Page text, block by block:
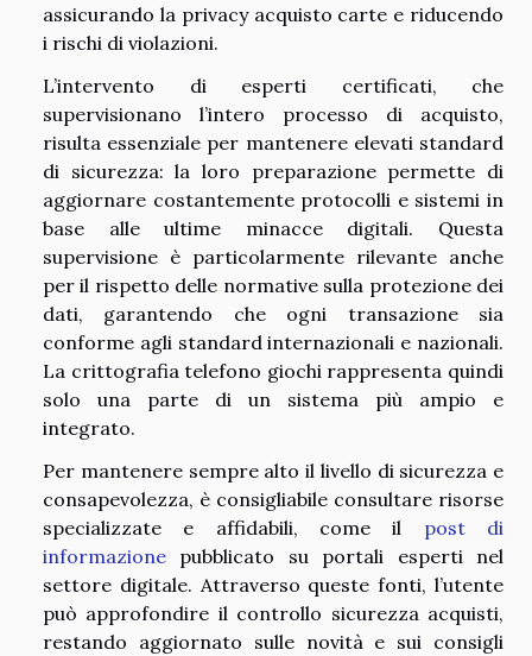
assicurando la privacy acquisto carte e riducendo
i rischi di violazioni.
L’intervento di esperti certificati, che
supervisionano l’intero processo di acquisto,
risulta essenziale per mantenere elevati standard
di sicurezza: la loro preparazione permette di
aggiornare costantemente protocolli e sistemi in
base alle ultime minacce digitali. Questa
supervisione è particolarmente rilevante anche
per il rispetto delle normative sulla protezione dei
dati, garantendo che ogni transazione sia
conforme agli standard internazionali e nazionali.
La crittografia telefono giochi rappresenta quindi
solo una parte di un sistema più ampio e
integrato.
Per mantenere sempre alto il livello di sicurezza e
consapevolezza, è consigliabile consultare risorse
specializzate e affidabili, come il post di
informazione pubblicato su portali esperti nel
settore digitale. Attraverso queste fonti, l’utente
può approfondire il controllo sicurezza acquisti,
restando aggiornato sulle novità e sui consigli